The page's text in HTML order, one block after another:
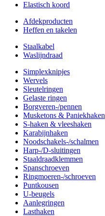
Elastisch koord
Afdekproducten
Heffen en takelen
Staalkabel
Waslijndraad
Simplexknipjes
Wervels
Sleutelringen
Gelaste ringen
Borgveren-/pennen
Musketons & Paniekhaken
S-haken & vleeshaken
Karabijnhaken
Noodschakels-/schalmen
Harp-/D-sluitingen
Staaldraadklemmen
Spanschroeven
Ringmoeren-/schroeven
Puntkousen
U-beugels
Aanlegringen
Lasthaken